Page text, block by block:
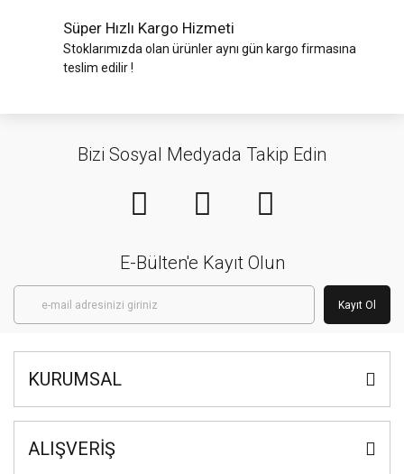
Süper Hızlı Kargo Hizmeti
Stoklarımızda olan ürünler aynı gün kargo firmasına
teslim edilir !
Bizi Sosyal Medyada Takip Edin
E-Bülten'e Kayıt Olun
Kayıt Ol
KURUMSAL
ALIŞVERİŞ